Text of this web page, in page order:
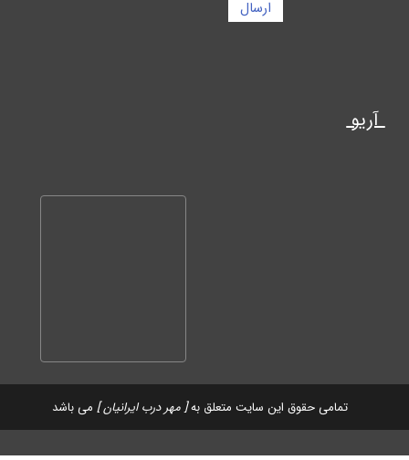
ارسال
تمامی حقوق این سایت متعلق به[ مهر درب ایرانیان ] می باشد
آریو